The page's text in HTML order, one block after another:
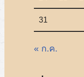
31
« ก.ค.